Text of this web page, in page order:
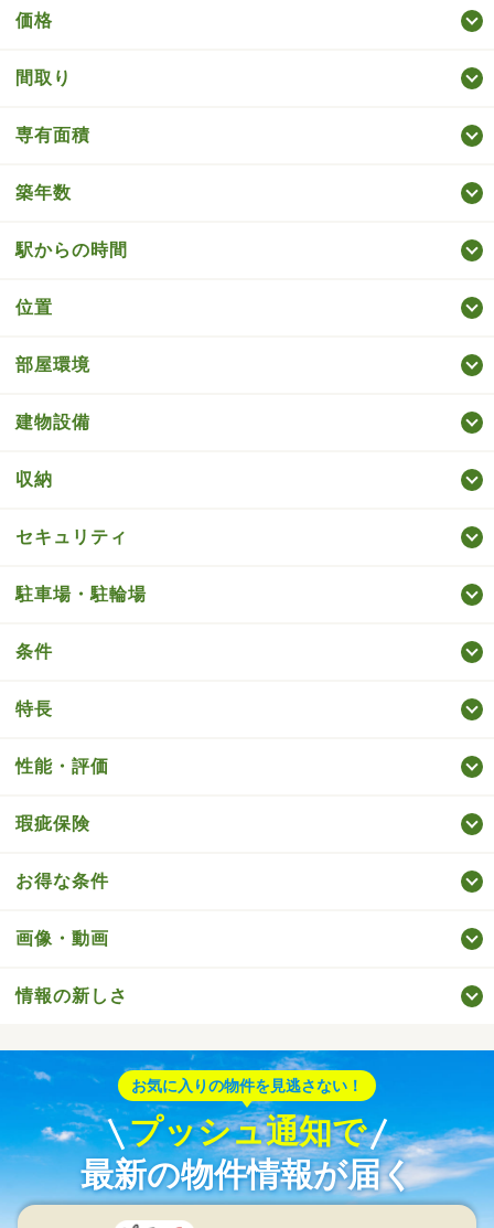
価格
間取り
専有面積
築年数
駅からの時間
位置
部屋環境
建物設備
収納
セキュリティ
駐車場・駐輪場
条件
特長
性能・評価
瑕疵保険
お得な条件
画像・動画
情報の新しさ
お気に入りの物件を見逃さない！
プッシュ通知で
最新の物件情報が届く